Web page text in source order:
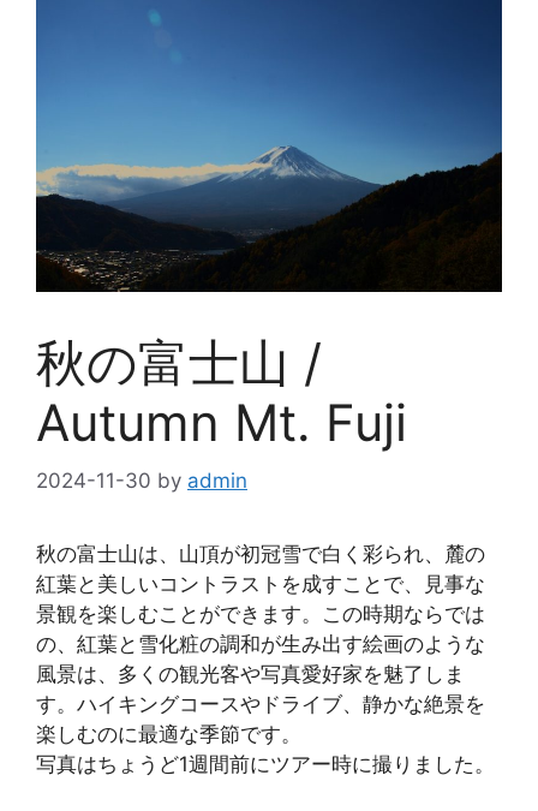
秋の富士山 /
Autumn Mt. Fuji
2024-11-30 by admin
秋の富士山は、山頂が初冠雪で白く彩られ、麓の
紅葉と美しいコントラストを成すことで、見事な
景観を楽しむことができます。この時期ならでは
の、紅葉と雪化粧の調和が生み出す絵画のような
風景は、多くの観光客や写真愛好家を魅了しま
す。ハイキングコースやドライブ、静かな絶景を
楽しむのに最適な季節です。
写真はちょうど1週間前にツアー時に撮りました。